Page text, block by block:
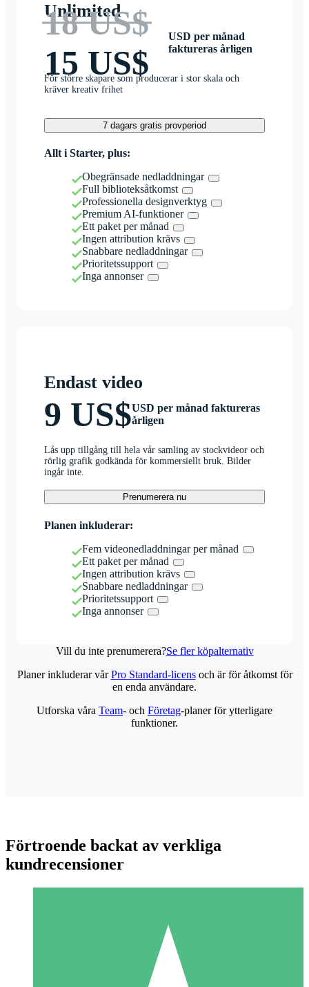
Unlimited
18 US$
15 US$
USD per månad
faktureras årligen
För större skapare som producerar i stor skala och
kräver kreativ frihet
7 dagars gratis provperiod
Allt i Starter, plus:
Obegränsade nedladdningar
Full biblioteksåtkomst
Professionella designverktyg
Premium AI-funktioner
Ett paket per månad
Ingen attribution krävs
Snabbare nedladdningar
Prioritetssupport
Inga annonser
Endast video
9 US$USD per månad faktureras
årligen
Lås upp tillgång till hela vår samling av stockvideor och
rörlig grafik godkända för kommersiellt bruk. Bilder
ingår inte.
Prenumerera nu
Planen inkluderar:
Fem videonedladdningar per månad
Ett paket per månad
Ingen attribution krävs
Snabbare nedladdningar
Prioritetssupport
Inga annonser
Vill du inte prenumerera?Se fler köpalternativ
Individuella Kreditpaket
Planer inkluderar vårPro Standard-licensoch är för åtkomst för
en enda användare.
Utforska våra Team- och Företag-planer för ytterligare
funktioner.
Förtroende backat av verkliga
kundrecensioner